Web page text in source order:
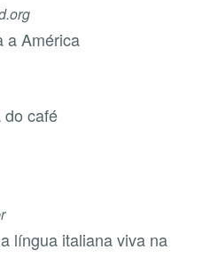
a América
do café
língua italiana viva na